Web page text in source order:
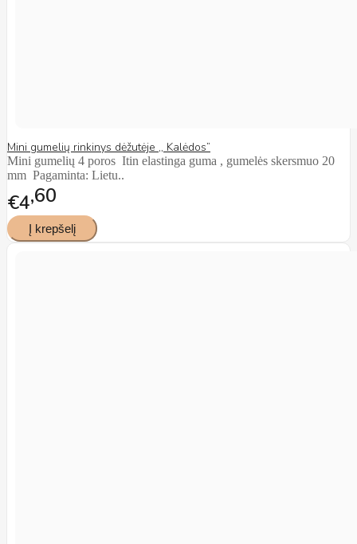
Mini gumelių rinkinys dėžutėje ,, Kalėdos”
Mini gumelių 4 poros Itin elastinga guma , gumelės skersmuo 20
mm Pagaminta: Lietu..
€4 60